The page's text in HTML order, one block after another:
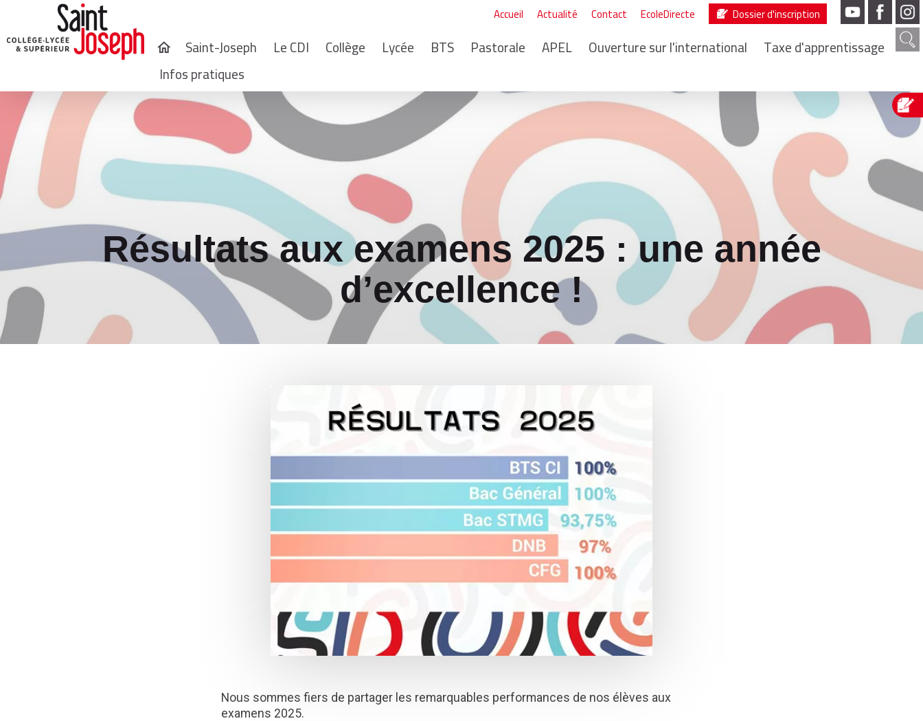
Accueil Actualité Contact EcoleDirecte Dossier d'inscription
home Saint-Joseph Le CDI Collège Lycée BTS Pastorale APEL Ouverture sur l'international
Taxe d'apprentissage
Infos pratiques
Résultats aux examens 2025 : une année
d’excellence !
Nous sommes fiers de partager les remarquables performances de nos élèves aux
examens 2025.